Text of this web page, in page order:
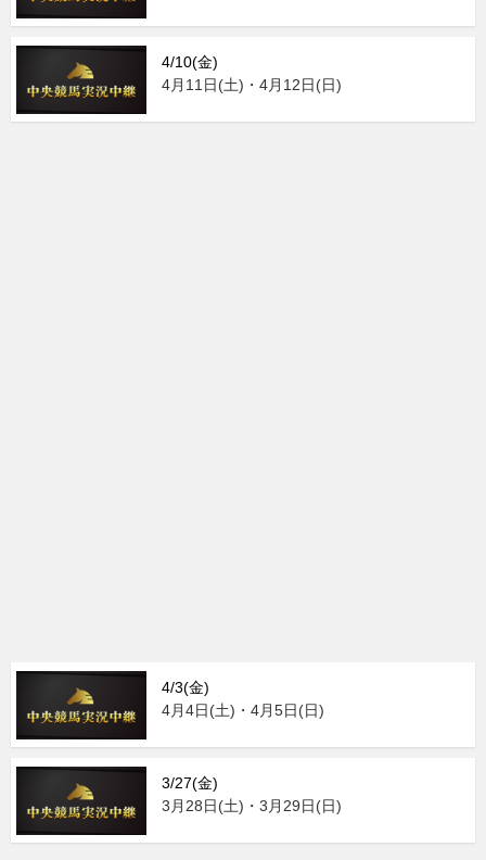
4/10(金)
4月11日(土)・4月12日(日)
4/3(金)
4月4日(土)・4月5日(日)
3/27(金)
3月28日(土)・3月29日(日)